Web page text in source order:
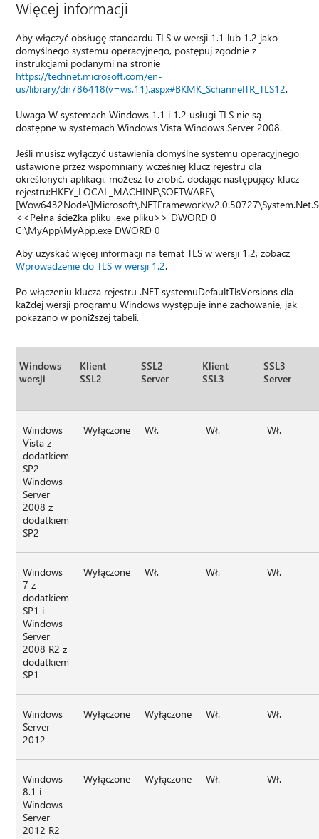
Więcej informacji
Aby włączyć obsługę standardu TLS w wersji 1.1 lub 1.2 jako
domyślnego systemu operacyjnego, postępuj zgodnie z
instrukcjami podanymi na stronie
https://technet.microsoft.com/en-
us/library/dn786418(v=ws.11).aspx#BKMK_SchannelTR_TLS12.
Uwaga W systemach Windows 1.1 i 1.2 usługi TLS nie są
dostępne w systemach Windows Vista Windows Server 2008.
Jeśli musisz wyłączyć ustawienia domyślne systemu operacyjnego
ustawione przez wspomniany wcześniej klucz rejestru dla
określonych aplikacji, możesz to zrobić, dodając następujący klucz
rejestru:HKEY_LOCAL_MACHINE\SOFTWARE\
<<Pełna ścieżka pliku .exe pliku>> DWORD 0
C:\MyApp\MyApp.exe DWORD 0
Aby uzyskać więcej informacji na temat TLS w wersji 1.2, zobacz
Wprowadzenie do TLS w wersji 1.2.
Po włączeniu klucza rejestru .NET systemuDefaultTlsVersions dla
każdej wersji programu Windows występuje inne zachowanie, jak
pokazano w poniższej tabeli.
Windows
wersji
Klient
SSL2
SSL2
Server
Klient
SSL3
SSL3
Server
Windows
Vista z
dodatkiem
SP2
Windows
Server
2008 z
dodatkiem
SP2
Wyłączone Wł. Wł. Wł.
Windows
7 z
dodatkiem
SP1 i
Windows
Server
2008 R2 z
dodatkiem
SP1
Wyłączone Wł. Wł. Wł.
Windows
Server
2012
Wyłączone Wyłączone Wł. Wł.
Windows
8.1 i
Windows
Server
2012 R2
Wyłączone Wyłączone Wł. Wł.